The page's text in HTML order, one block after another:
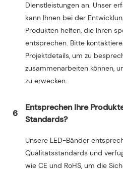
Dienstleistungen an. Unser
kann Ihnen bei der
Produkten helfen, die Ihren
entsprechen. Bitte
Projektdetails, um zu
zusammenarbeiten können,
zu erwecken.
6
Entsprechen Ihre
Standards?
Unsere LED-Bänder
Qualitätsstandards und
wie CE und RoHS, um die